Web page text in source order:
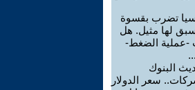
تضرب بقسوة
لها مثيل. هل
-عملية الضغط-
البنوك
سعر الدولار